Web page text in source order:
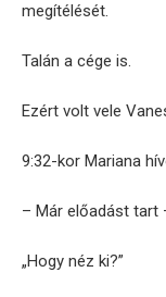
megítélését.
Talán a cége is.
Ezért volt vele
9:32-kor Mariana
– Már előadást tart
„Hogy néz ki?”